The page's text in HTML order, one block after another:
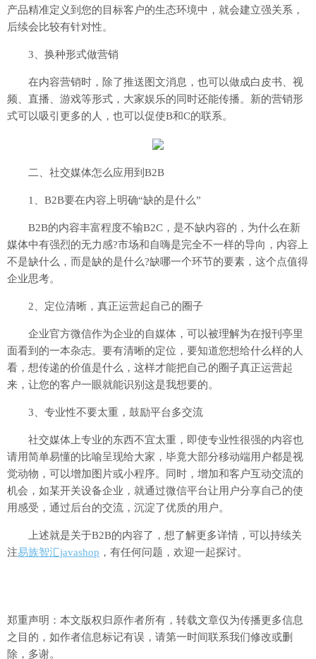
产品精准定义到您的目标客户的生态环境中，就会建立强关系，
后续会比较有针对性。
3、换种形式做营销
在内容营销时，除了推送图文消息，也可以做成白皮书、视
频、直播、游戏等形式，大家娱乐的同时还能传播。新的营销形
式可以吸引更多的人，也可以促使B和C的联系。
二、社交媒体怎么应用到B2B
1、B2B要在内容上明确“缺的是什么”
B2B的内容丰富程度不输B2C，是不缺内容的，为什么在新
媒体中有强烈的无力感?市场和自嗨是完全不一样的导向，内容上
不是缺什么，而是缺的是什么?缺哪一个环节的要素，这个点值得
企业思考。
2、定位清晰，真正运营起自己的圈子
企业官方微信作为企业的自媒体，可以被理解为在报刊亭里
面看到的一本杂志。要有清晰的定位，要知道您想给什么样的人
看，想传递的价值是什么，这样才能把自己的圈子真正运营起
来，让您的客户一眼就能识别这是我想要的。
3、专业性不要太重，鼓励平台多交流
社交媒体上专业的东西不宜太重，即使专业性很强的内容也
请用简单易懂的比喻呈现给大家，毕竟大部分移动端用户都是视
觉动物，可以增加图片或小程序。同时，增加和客户互动交流的
机会，如某开关设备企业，就通过微信平台让用户分享自己的使
用感受，通过后台的交流，沉淀了优质的用户。
上述就是关于B2B的内容了，想了解更多详情，可以持续关
注易族智汇javashop ，有任何问题，欢迎一起探讨。
郑重声明：本文版权归原作者所有，转载文章仅为传播更多信息
之目的，如作者信息标记有误，请第一时间联系我们修改或删
除，多谢。